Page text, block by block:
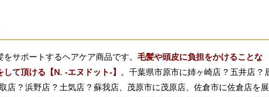
サポートするヘアケア商品です。毛髪や頭皮に負担をかけることな
て頂ける【N. -エヌドット-】 。千葉県市原市に姉ヶ崎店 ? 五井店 ?
店 ? 浜野店 ? 土気店 ? 蘇我店、茂原市に茂原店、佐倉市に佐倉店を